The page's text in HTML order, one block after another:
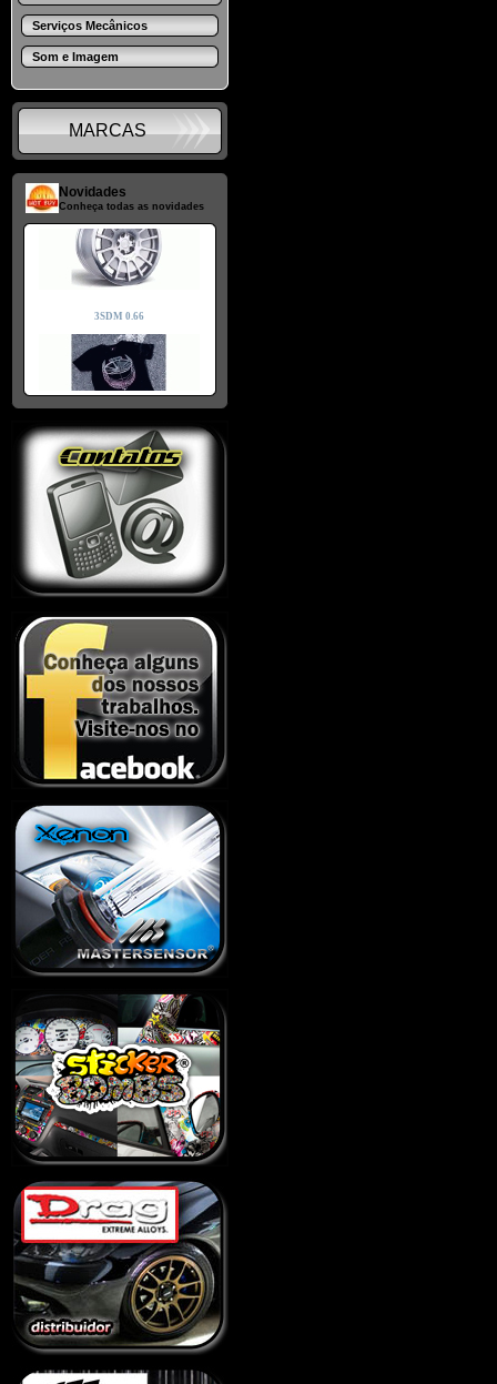
Serviços Mecânicos
Som e Imagem
MARCAS
Novidades
Conheça todas as novidades